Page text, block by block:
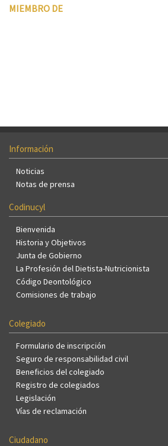
MIEMBRO DE
Información
Noticias
Notas de prensa
Codinucyl
Bienvenida
Historia y Objetivos
Junta de Gobierno
La Profesión del Dietista-Nutricionista
Código Deontológico
Comisiones de trabajo
Colegiado
Formulario de inscripción
Seguro de responsabilidad civil
Beneficios del colegiado
Registro de colegiados
Legislación
Vías de reclamación
Ciudadano